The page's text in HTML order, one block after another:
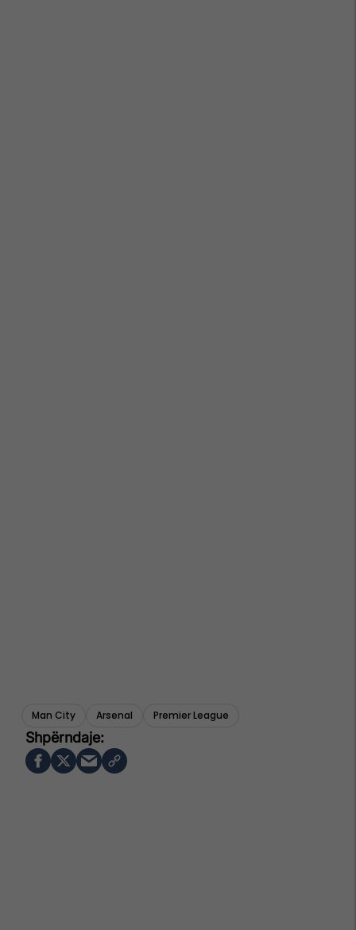
Man City Arsenal Premier League